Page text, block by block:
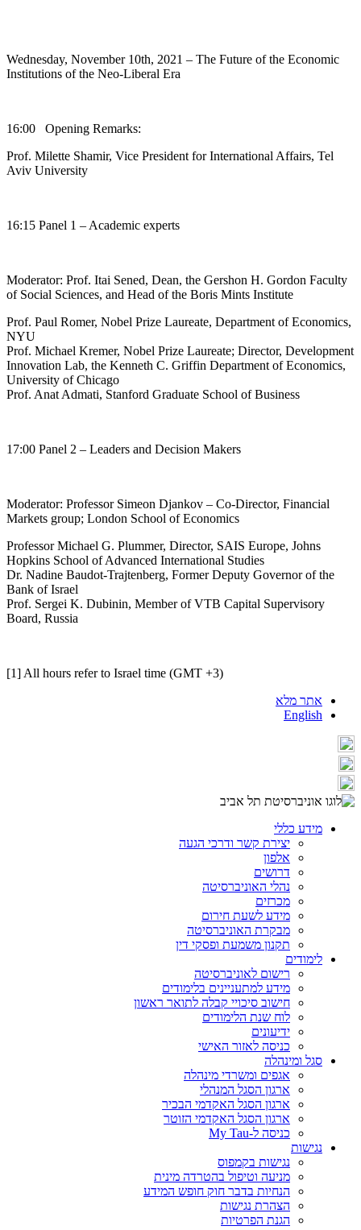
Wednesday, November 10th, 2021 – The Future of the Economic
Institutions of the Neo-Liberal Era
16:00 Opening Remarks:
Prof. Milette Shamir, Vice President for International Affairs, Tel
Aviv University
16:15 Panel 1 – Academic experts
Moderator: Prof. Itai Sened, Dean, the Gershon H. Gordon Faculty
of Social Sciences, and Head of the Boris Mints Institute
Prof. Paul Romer, Nobel Prize Laureate, Department of Economics,
NYU
Prof. Michael Kremer, Nobel Prize Laureate; Director, Development
Innovation Lab, the Kenneth C. Griffin Department of Economics,
University of Chicago
Prof. Anat Admati, Stanford Graduate School of Business
17:00 Panel 2 – Leaders and Decision Makers
Moderator: Professor Simeon Djankov – Co-Director, Financial
Markets group; London School of Economics
Professor Michael G. Plummer, Director, SAIS Europe, Johns
Hopkins School of Advanced International Studies
Dr. Nadine Baudot-Trajtenberg, Former Deputy Governor of the
Bank of Israel
Prof. Sergei K. Dubinin, Member of VTB Capital Supervisory
Board, Russia
[1] All hours refer to Israel time (GMT +3)
אתר מלא
English
מידע כללי
יצירת קשר ודרכי הגעה
אלפון
דרושים
נהלי האוניברסיטה
מכרזים
מידע לשעת חירום
מבקרת האוניברסיטה
תקנון משמעת ופסקי דין
לימודים
רישום לאוניברסיטה
מידע למתעניינים בלימודים
חישוב סיכויי קבלה לתואר ראשון
לוח שנת הלימודים
ידיעונים
כניסה לאזור האישי
סגל ומינהלה
אגפים ומשרדי מינהלה
ארגון הסגל המנהלי
ארגון הסגל האקדמי הבכיר
ארגון הסגל האקדמי הזוטר
כניסה ל-My Tau
נגישות
נגישות בקמפוס
מניעה וטיפול בהטרדה מינית
הנחיות בדבר חוק חופש המידע
הצהרת נגישות
הגנת הפרטיות